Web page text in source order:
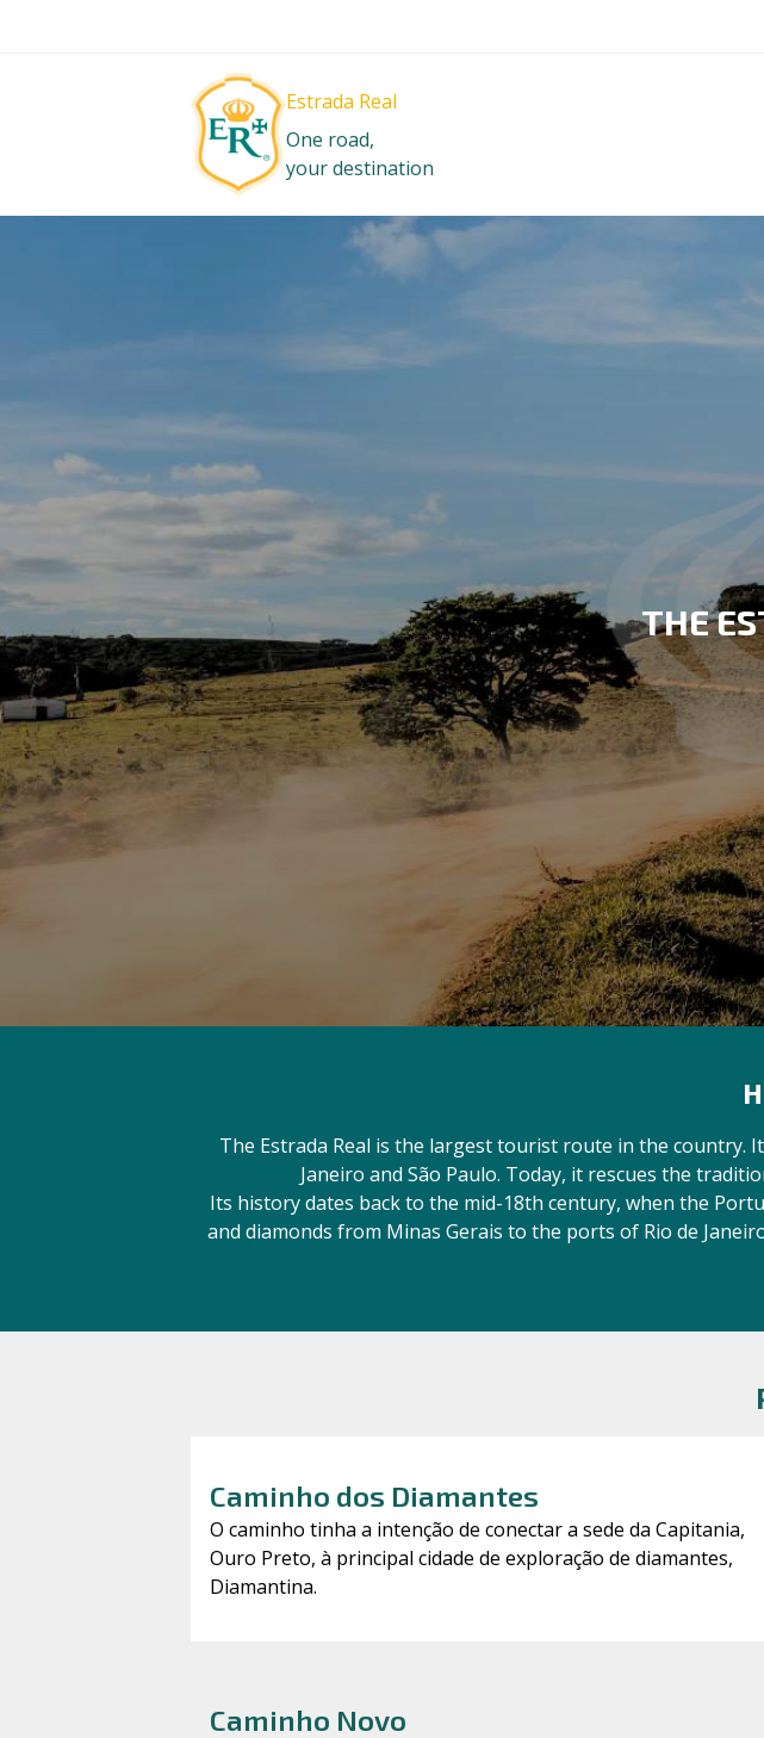
Estrada Real
One road,
your destination
THE
The Estrada Real is the largest tourist route in the country.
Janeiro and São Paulo. Today, it rescues the
Its history dates back to the mid-18th century, when the
and diamonds from Minas Gerais to the ports of Rio de
Caminho dos Diamantes
O caminho tinha a intenção de conectar a sede da Capitania,
Ouro Preto, à principal cidade de exploração de diamantes,
Diamantina.
Caminho Novo